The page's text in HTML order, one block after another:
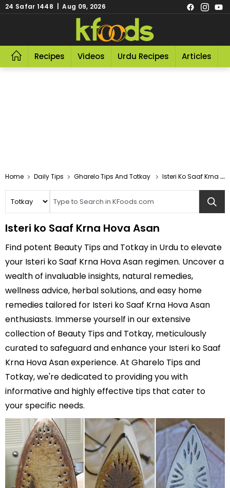
24 Safar 1448 | Aug 09, 2026
Recipes Videos Urdu Recipes Articles
Home Daily Tips Gharelo Tips And Totkay Isteri Ko Saaf Krna Hova Asan
Isteri ko Saaf Krna Hova Asan
Find potent Beauty Tips and Totkay in Urdu to elevate
your Isteri ko Saaf Krna Hova Asan regimen. Uncover a
wealth of invaluable insights, natural remedies,
wellness advice, herbal solutions, and easy home
remedies tailored for Isteri ko Saaf Krna Hova Asan
enthusiasts. Immerse yourself in our extensive
collection of Beauty Tips and Totkay, meticulously
curated to safeguard and enhance your Isteri ko Saaf
Krna Hova Asan experience. At Gharelo Tips and
Totkay, we're dedicated to providing you with
informative and highly effective tips that cater to
your specific needs.